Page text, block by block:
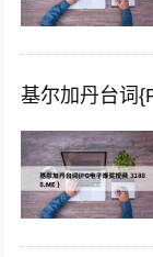
基尔加丹台词